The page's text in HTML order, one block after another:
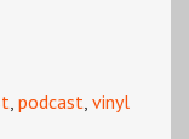
, podcast, vinyl